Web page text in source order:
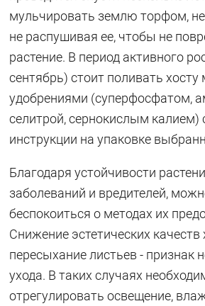
мульчировать землю торфом,
не распушивая ее, чтобы не
растение. В период активного
сентябрь) стоит поливать
удобрениями (суперфосфатом,
селитрой, сернокислым калием)
инструкции на упаковке
Благодаря устойчивости
заболеваний и вредителей,
беспокоиться о методах их
Снижение эстетических
пересыхание листьев - признак
ухода. В таких случаях
отрегулировать освещение,